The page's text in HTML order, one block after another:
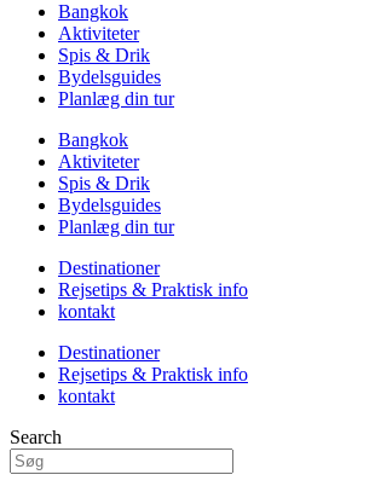
Bangkok
Aktiviteter
Spis & Drik
Bydelsguides
Planlæg din tur
Bangkok
Aktiviteter
Spis & Drik
Bydelsguides
Planlæg din tur
Destinationer
Rejsetips & Praktisk info
kontakt
Destinationer
Rejsetips & Praktisk info
kontakt
Search